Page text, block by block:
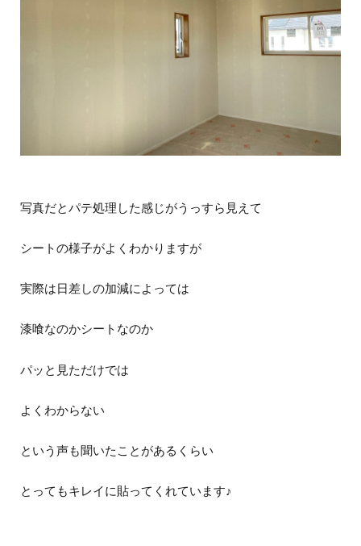
写真だとパテ処理した感じがうっすら見えて
シートの様子がよくわかりますが
実際は日差しの加減によっては
漆喰なのかシートなのか
パッと見ただけでは
よくわからない
という声も聞いたことがあるくらい
とってもキレイに貼ってくれています♪